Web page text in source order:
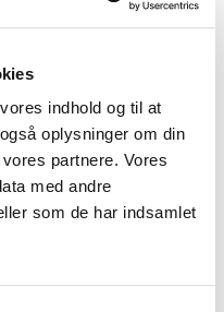
indhold og til at
oplysninger om din
partnere. Vores
med andre
som de har indsamlet
Mental Sundhed
har solid erfaring
erfaring